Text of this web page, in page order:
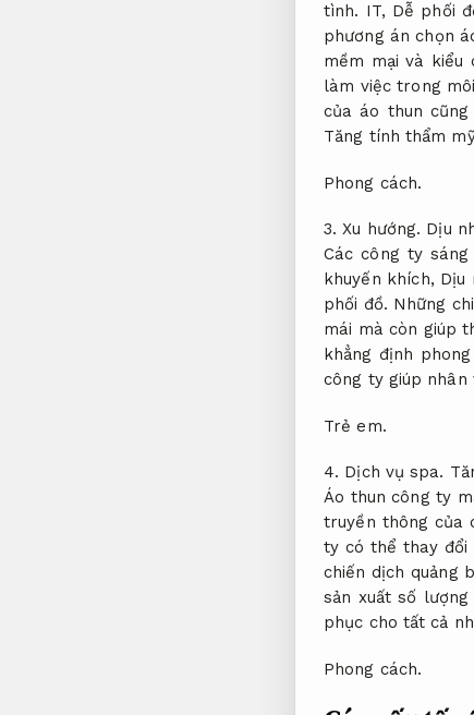
tình. IT, Dễ phối
phương án chọn
mềm mại và kiểu
làm việc trong
của áo thun
Tăng tính thẩm
Phong cách.
3.Xu hướng. Dịu
Các công ty
khuyến khích, Dịu
phối đồ. Những
mái mà còn giúp
khẳng định
công ty giúp
Trẻ em.
4. Dịch vụ spa.
Áo thun công ty
truyền thông của
ty có thể thay đổi
chiến dịch quảng
sản xuất số
phục cho tất cả
Phong cách.